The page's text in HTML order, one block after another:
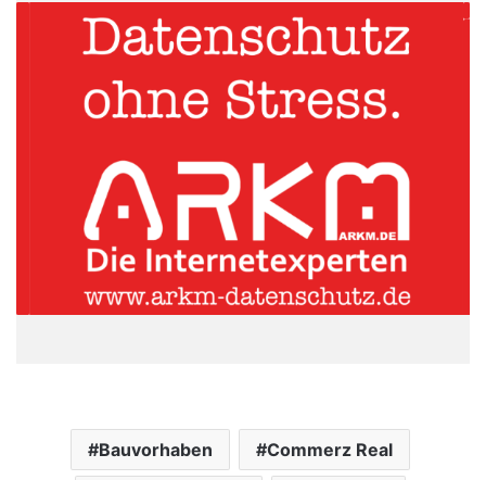
Bauvorhaben Commerz Real